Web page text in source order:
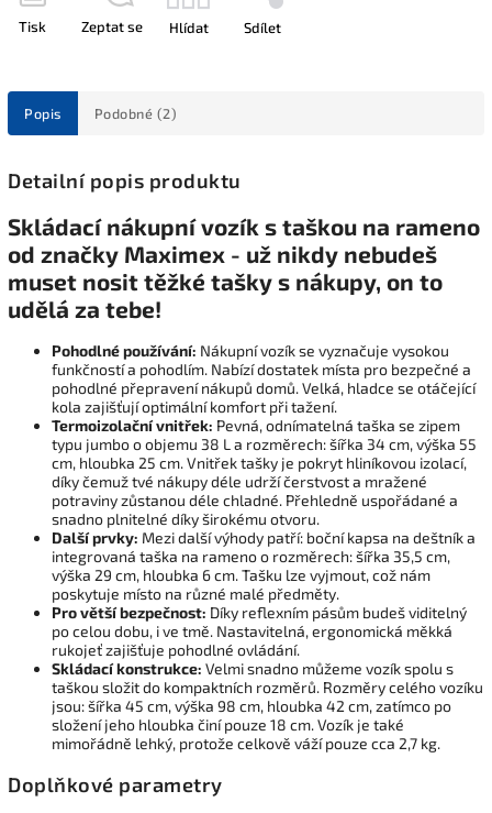
Tisk Zeptat se Hlídat Sdílet
Popis Podobné (2)
Detailní popis produktu
Skládací nákupní vozík s taškou na rameno
od značky Maximex - už nikdy nebudeš
muset nosit těžké tašky s nákupy, on to
udělá za tebe!
Pohodlné používání: Nákupní vozík se vyznačuje vysokou
funkčností a pohodlím. Nabízí dostatek místa pro bezpečné a
pohodlné přepravení nákupů domů. Velká, hladce se otáčející
kola zajišťují optimální komfort při tažení.
Termoizolační vnitřek: Pevná, odnímatelná taška se zipem
typu jumbo o objemu 38 L a rozměrech: šířka 34 cm, výška 55
cm, hloubka 25 cm. Vnitřek tašky je pokryt hliníkovou izolací,
díky čemuž tvé nákupy déle udrží čerstvost a mražené
potraviny zůstanou déle chladné. Přehledně uspořádané a
snadno plnitelné díky širokému otvoru.
Další prvky: Mezi další výhody patří: boční kapsa na deštník a
integrovaná taška na rameno o rozměrech: šířka 35,5 cm,
výška 29 cm, hloubka 6 cm. Tašku lze vyjmout, což nám
poskytuje místo na různé malé předměty.
Pro větší bezpečnost: Díky reflexním pásům budeš viditelný
po celou dobu, i ve tmě. Nastavitelná, ergonomická měkká
rukojeť zajišťuje pohodlné ovládání.
Skládací konstrukce: Velmi snadno můžeme vozík spolu s
taškou složit do kompaktních rozměrů. Rozměry celého vozíku
jsou: šířka 45 cm, výška 98 cm, hloubka 42 cm, zatímco po
složení jeho hloubka činí pouze 18 cm. Vozík je také
mimořádně lehký, protože celkově váží pouze cca 2,7 kg.
Doplňkové parametry